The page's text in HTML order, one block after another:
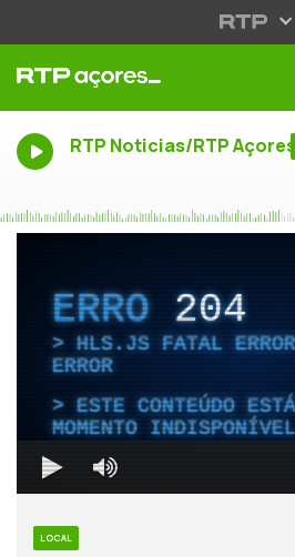
RTP Noticias/RTP Açores
ERRO204
HLS.JS FATAL
ERROR
ESTE CONTEÚDO
MOMENTO INDISPONÍVEL
LOCAL